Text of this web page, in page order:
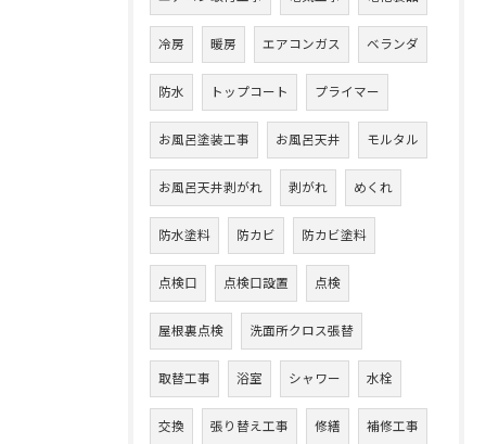
冷房 暖房 エアコンガス ベランダ
防水 トップコート プライマー
お風呂塗装工事 お風呂天井 モルタル
お風呂天井剥がれ 剥がれ めくれ
防水塗料 防カビ 防カビ塗料
点検口 点検口設置 点検
屋根裏点検 洗面所クロス張替
取替工事 浴室 シャワー 水栓
交換 張り替え工事 修繕 補修工事